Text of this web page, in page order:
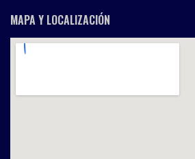
MAPA Y LOCALIZACIÓN